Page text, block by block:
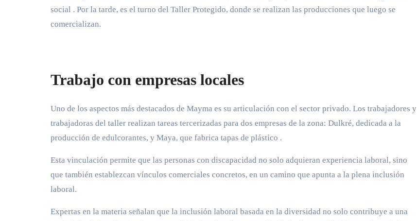
social . Por la tarde, es el turno del Taller Protegido, donde se realizan las producciones que luego se
comercializan.
Trabajo con empresas locales
Uno de los aspectos más destacados de Mayma es su articulación con el sector privado. Los trabajadores y
trabajadoras del taller realizan tareas tercerizadas para dos empresas de la zona: Dulkré, dedicada a la
producción de edulcorantes, y Maya, que fabrica tapas de plástico .
Esta vinculación permite que las personas con discapacidad no solo adquieran experiencia laboral, sino
que también establezcan vínculos comerciales concretos, en un camino que apunta a la plena inclusión
laboral.
Expertas en la materia señalan que la inclusión laboral basada en la diversidad no solo contribuye a una